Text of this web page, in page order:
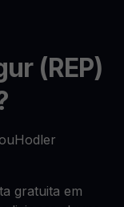
(REP)
gratuita em